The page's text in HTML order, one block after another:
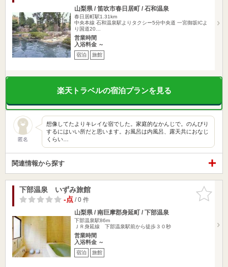
山梨県 / 笛吹市春日居町 / 石和温泉
春日居町駅1.31km
中央本線 石和温泉駅よりタクシー5分中央道 一宮御坂ICよ
り国道20…
営業時間
入浴料金 ～
宿泊 旅館
楽天トラベルの宿泊プランを見る
匿名
想像してたよりキレイな宿でした。家庭的なかんじで。のんびり
するにはいい所だと思います。お風呂は内風呂、露天共におなじ
くらい…
関連情報から探す
お気に入
りに追加
下部温泉 いずみ旅館
-点/ 0 件
山梨県 / 南巨摩郡身延町 / 下部温泉
下部温泉駅86m
ＪＲ身延線 下部温泉駅前から徒歩３０秒
営業時間
入浴料金 ～
宿泊 旅館